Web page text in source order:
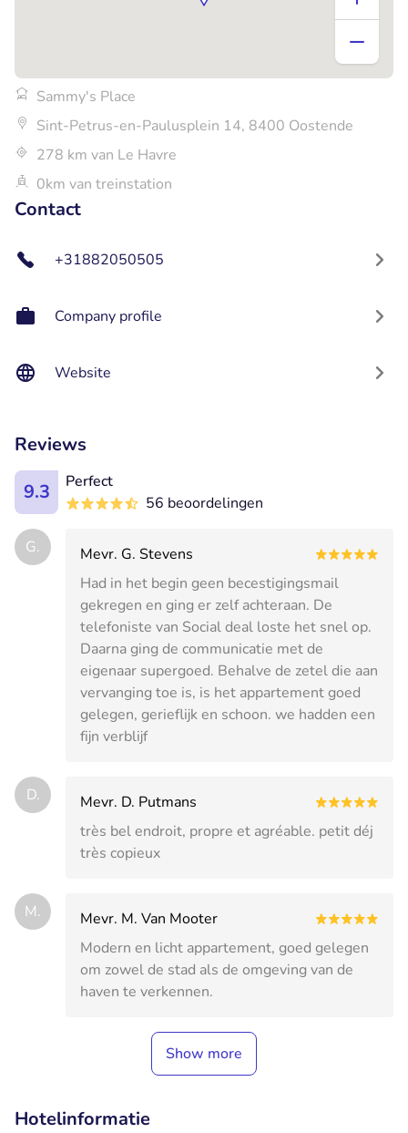
Sammy's Place
Sint-Petrus-en-Paulusplein 14, 8400 Oostende
278 km van Le Havre
0km van treinstation
Contact
+31882050505
Company profile
Website
Reviews
9.3
Perfect
56 beoordelingen
G.
Mevr. G. Stevens
Had in het begin geen becestigingsmail
gekregen en ging er zelf achteraan. De
telefoniste van Social deal loste het snel op.
Daarna ging de communicatie met de
eigenaar supergoed. Behalve de zetel die aan
vervanging toe is, is het appartement goed
gelegen, gerieflijk en schoon. we hadden een
fijn verblijf
D.
Mevr. D. Putmans
très bel endroit, propre et agréable. petit déj
très copieux
M.
Mevr. M. Van Mooter
Modern en licht appartement, goed gelegen
om zowel de stad als de omgeving van de
haven te verkennen.
Show more
Hotelinformatie